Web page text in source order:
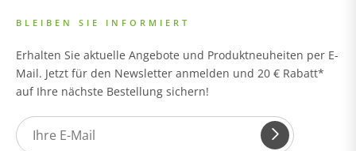
BLEIBEN SIE INFORMIERT
Erhalten Sie aktuelle Angebote und Produktneuheiten per E-
Mail. Jetzt für den Newsletter anmelden und 20 € Rabatt*
auf Ihre nächste Bestellung sichern!